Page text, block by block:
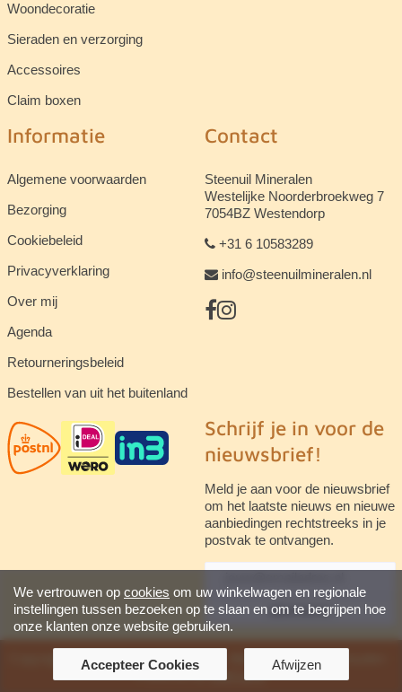
We vertrouwen op cookies om uw winkelwagen en regionale
instellingen tussen bezoeken op te slaan en om te begrijpen hoe
onze klanten onze website gebruiken.
Accepteer Cookies Afwijzen
Woondecoratie
Sieraden en verzorging
Accessoires
Claim boxen
Informatie
Algemene voorwaarden
Bezorging
Cookiebeleid
Privacyverklaring
Over mij
Agenda
Retourneringsbeleid
Bestellen van uit het buitenland
Schrijf je in voor de
nieuwsbrief!
Meld je aan voor de nieuwsbrief
om het laatste nieuws en nieuwe
aanbiedingen rechtstreeks in je
postvak te ontvangen.
abonneren
Contact
Steenuil Mineralen
Westelijke Noorderbroekweg 7
7054BZ Westendorp
+31 6 10583289
info@steenuilmineralen.nl
Copyright © 2026 Steenuil Mineralen. Alle rechten voorbehouden ·
LiteCart®